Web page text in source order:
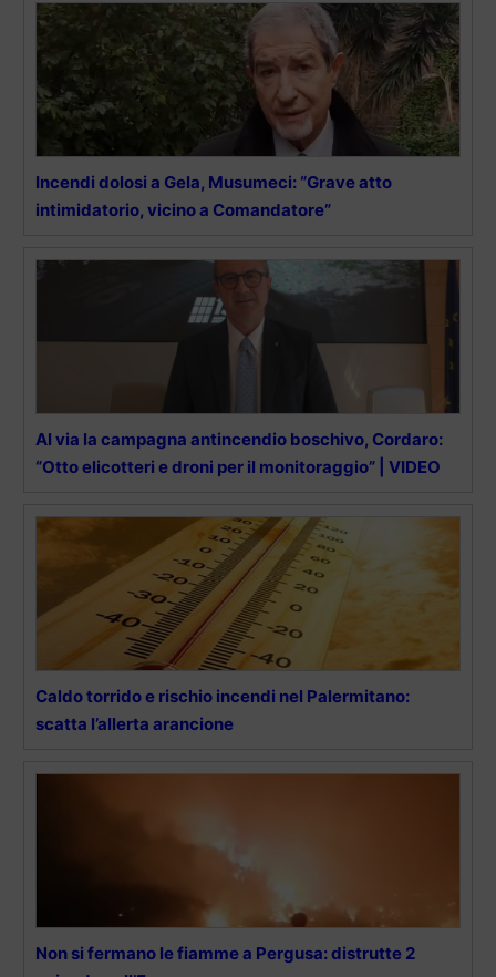
Incendi dolosi a Gela, Musumeci: “Grave atto
intimidatorio, vicino a Comandatore”
Al via la campagna antincendio boschivo, Cordaro:
“Otto elicotteri e droni per il monitoraggio” | VIDEO
Caldo torrido e rischio incendi nel Palermitano:
scatta l’allerta arancione
Non si fermano le fiamme a Pergusa: distrutte 2